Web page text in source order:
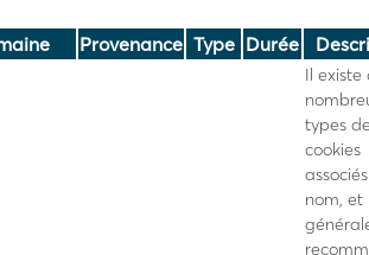
Provenance Type Durée
Il existe
types
cookies
nom, et